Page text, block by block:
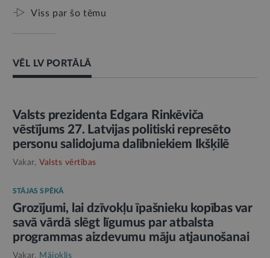
Viss par šo tēmu
VĒL LV PORTĀLĀ
AMATPERSONAS RUNA
Valsts prezidenta Edgara Rinkēviča
vēstījums 27. Latvijas politiski represēto
personu salidojuma dalībniekiem Ikšķilē
Vakar, Valsts vērtības
STĀJAS SPĒKĀ
Grozījumi, lai dzīvokļu īpašnieku kopības var
savā vārdā slēgt līgumus par atbalsta
programmas aizdevumu māju atjaunošanai
Vakar, Mājoklis